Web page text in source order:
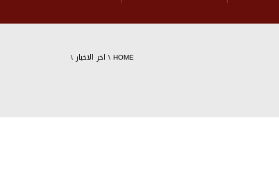
HOME
\ اخر الاخبار \